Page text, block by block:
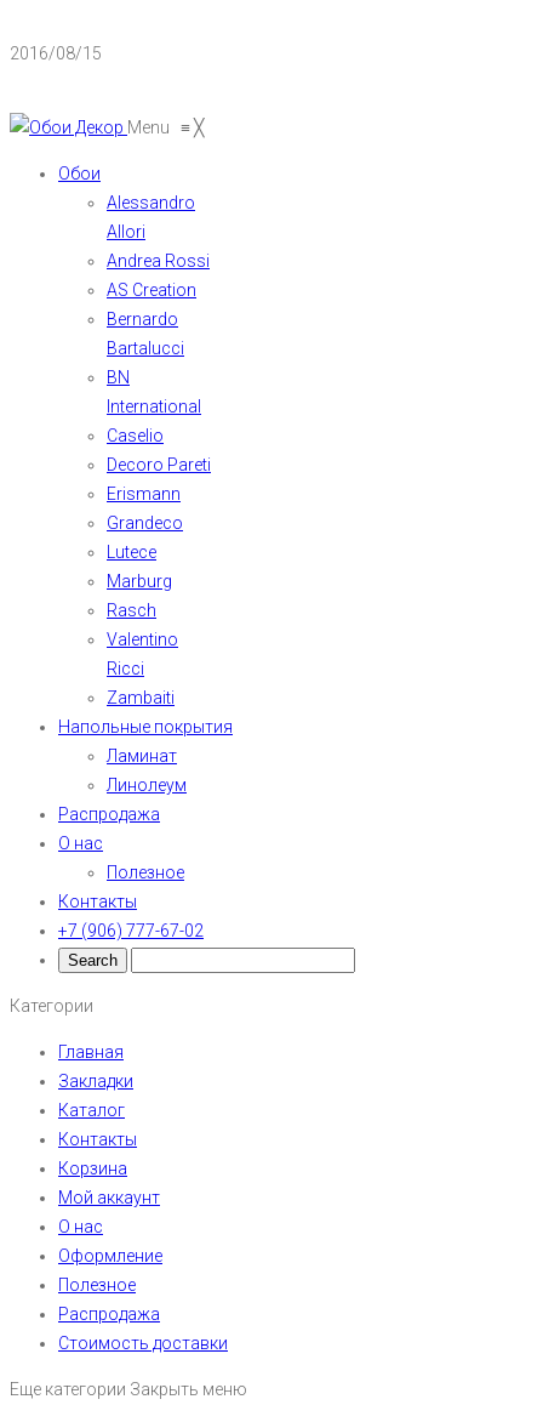
2016/08/15
Menu ≡╳
Обои
Alessandro
Allori
Andrea Rossi
AS Creation
Bernardo
Bartalucci
BN
International
Caselio
Decoro Pareti
Erismann
Grandeco
Lutece
Marburg
Rasch
Valentino
Ricci
Zambaiti
Напольные покрытия
Ламинат
Линолеум
Распродажа
О нас
Полезное
Контакты
+7 (906) 777-67-02
Категории
Главная
Закладки
Каталог
Контакты
Корзина
Мой аккаунт
О нас
Оформление
Полезное
Распродажа
Стоимость доставки
Еще категории Закрыть меню